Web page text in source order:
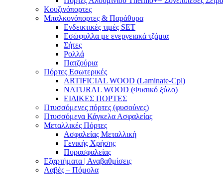
Κουζινόπορτες
Μπαλκονόπορτες & Παράθυρα
Ενδεικτικές τιμές SET
Εσώφυλλα με ενεργειακά τζάμια
Σήτες
Ρολλά
Πατζούρια
Πόρτες Εσωτερικές
ARTIFICIAL WOOD (Laminate-Cpl)
NATURAL WOOD (Φυσικό ξύλο)
ΕΙΔΙΚΕΣ ΠΟΡΤΕΣ
Πτυσσόμενες πόρτες (φυσούνες)
Πτυσσόμενα Κάγκελα Ασφαλείας
Μεταλλικές Πόρτες
Ασφαλείας Μεταλλική
Γενικής Χρήσης
Πυρασφαλείας
Εξαρτήματα | Αναβαθμίσεις
Λαβές – Πόμολα